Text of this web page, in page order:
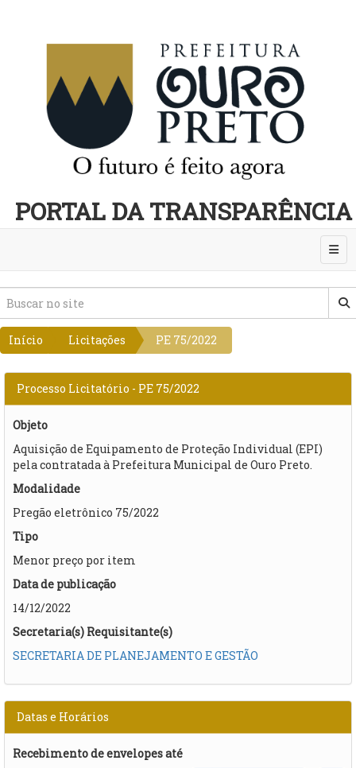
PORTAL DA TRANSPARÊNCIA
Início Licitações PE 75/2022
Processo Licitatório - PE 75/2022
Objeto
Aquisição de Equipamento de Proteção Individual (EPI)
pela contratada à Prefeitura Municipal de Ouro Preto.
Modalidade
Pregão eletrônico 75/2022
Tipo
Menor preço por item
Data de publicação
14/12/2022
Secretaria(s) Requisitante(s)
SECRETARIA DE PLANEJAMENTO E GESTÃO
Datas e Horários
Recebimento de envelopes até